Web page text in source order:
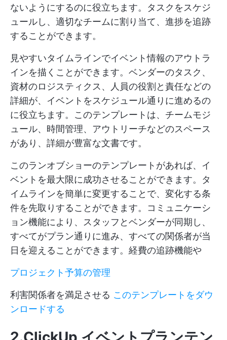
ないようにするのに役立ちます。タスクをスケジ
ュールし、適切なチームに割り当て、進捗を追跡
することができます。
見やすいタイムラインでイベント情報のアウトラ
インを描くことができます。ベンダーのタスク、
資材のロジスティクス、人員の役割と責任などの
詳細が、イベントをスケジュール通りに進めるの
に役立ちます。このテンプレートは、チームモジ
ュール、時間管理、アウトリーチなどのスペース
があり、詳細が豊富な文書です。
このランオブショーのテンプレートがあれば、イ
ベントを最大限に成功させることができます。タ
イムラインを簡単に変更することで、変化する条
件を先取りすることができます。コミュニケーシ
ョン機能により、スタッフとベンダーが同期し、
すべてがプラン通りに進み、すべての関係者が当
日を迎えることができます。経費の追跡機能や
プロジェクト予算の管理
利害関係者を満足させる このテンプレートをダウ
ンロードする